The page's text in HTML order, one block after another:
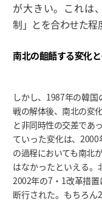
が大きい。これは
制」とを合わせた程
南北の齟齬する変化
しかし、1987年の韓
戦の解体後、南北の変
と非同時性の交差であ
ていった変化は、
の過程においても南北
はなかったといえる。
2002年の7・1改革措
断行された。もちろん